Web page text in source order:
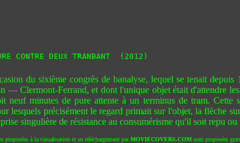
CONTRE DEUX TRANBANT  (2012)
du sixième congrès de banalyse, lequel se tenait
— Clermont-Ferrand, et dont l'unique objet était d'attendre
neuf minutes de pure attente à un terminus de tram.
lesquels précisément le regard primait sur l'objet, la flèche
singulière de résistance au consumérisme qu'il soit repu ou
proposées à la visualisation et en téléchargement parMOVIECOVERS.COMsont proposées